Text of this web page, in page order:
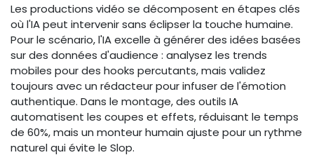
Les productions vidéo se décomposent en étapes clés
où l'IA peut intervenir sans éclipser la touche humaine.
Pour le scénario, l'IA excelle à générer des idées basées
sur des données d'audience : analysez les trends
mobiles pour des hooks percutants, mais validez
toujours avec un rédacteur pour infuser de l'émotion
authentique. Dans le montage, des outils IA
automatisent les coupes et effets, réduisant le temps
de 60%, mais un monteur humain ajuste pour un rythme
naturel qui évite le Slop.